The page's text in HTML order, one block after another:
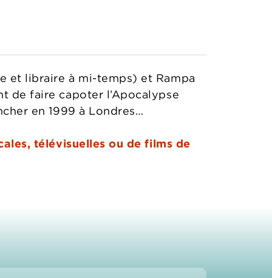
et libraire à mi-temps) et Rampa
de faire capoter l’Apocalypse
en 1999 à Londres…
télévisuelles ou de films de